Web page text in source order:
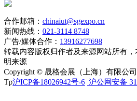
合作邮箱： chinaiut@sgexpo.cn
新闻热线： 021-3114 8748
广告/媒体合作： 13916277698
转载内容版权归作者及来源网站所有
明来源
Copyright © 晟格会展（上海）有限公
Tp沪ICP备18026942号-6 沪公网安备